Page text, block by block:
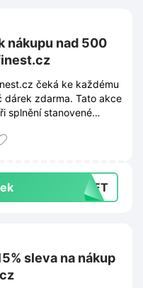
nákupu nad 500
čeká ke každému
dárek zdarma. Tato akce
splnění stanovené
se přibalí k
GIFT
sleva na nákup